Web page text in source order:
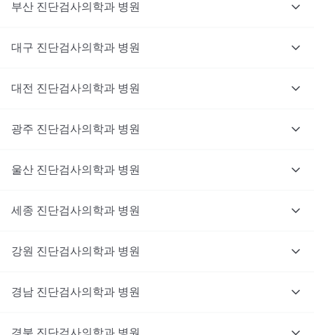
부산 진단검사의학과 병원
대구 진단검사의학과 병원
대전 진단검사의학과 병원
광주 진단검사의학과 병원
울산 진단검사의학과 병원
세종 진단검사의학과 병원
강원 진단검사의학과 병원
경남 진단검사의학과 병원
경북 진단검사의학과 병원